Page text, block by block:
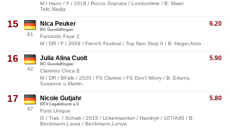
M / Hann / F / 2018 / Rocco Granata / Londontime / B: Maier
Tolic,Nadja
15
81
6.20
Nica Peuker
RC Gundelfingen
Fantastic Faye 2
M / DR / F / 2009 / French Festival / Top Non Stop II / B: Heger,Arno
16
42
5.90
Julia Alina Cuolt
RC Gundelfingen
Clarimos Chica E
M / DR / BFalb / 2020 / FS Clarimo / FS Don't Worry / B: Erkens,
Susanne u.Martin,
17
97
5.80
Nicole Gutjahr
RFV Legelshurst e.V.
Fürst Unique
G / Trak. / Schwb / 2015 / Uckermaerker / Handryk / 107IA90 / B:
Beckmann,Laura / Beckmann,Lenya